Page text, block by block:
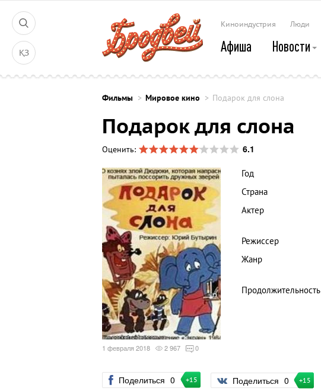
ҚЗ
Киноиндустрия Люди
Афиша Новости
Фильмы Мировое кино Подарок для слона
Подарок для слона
Оценить: 6.1
1 февраля 2018 2 967 0
Год
Страна
Актер
Режиссер
Жанр
Продолжительность
Поделиться 0 +15 Поделиться 0 +15